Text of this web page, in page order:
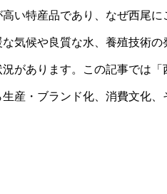
い特産品であり、なぜ西尾
気候や良質な水、養殖技術
があります。この記事では「
産・ブランド化、消費文化